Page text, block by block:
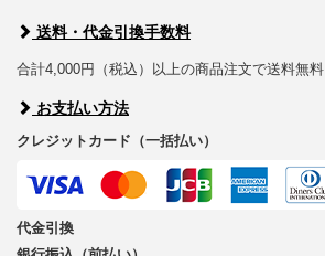
送料・代金引換手数料
合計4,000円（税込）以上の商品注文で送料無料
お支払い方法
クレジットカード（一括払い）
代金引換